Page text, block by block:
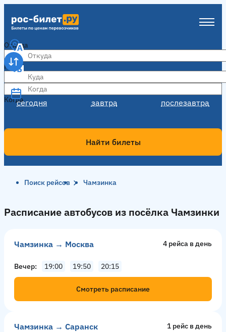
Откуда
Куда
Когда
сегодня завтра послезавтра
Когда
Найти билеты
Поиск рейсов Чамзинка
Расписание автобусов из посёлка Чамзинки
Чамзинка → Москва 4 рейсa в день
Вечер 19:00 19:50 20:15
Смотреть расписание
Чамзинка → Саранск 1 рейс в день